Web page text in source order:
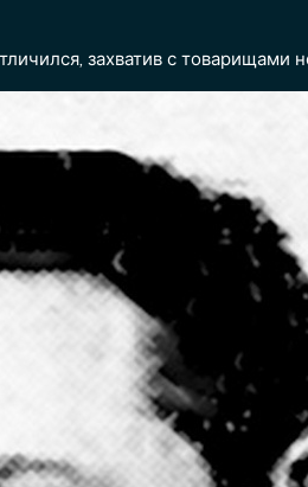
захватив с товарищами